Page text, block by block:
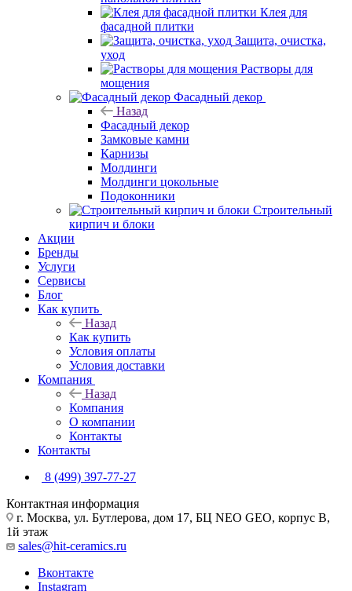
Клея для
фасадной плитки
Защита, очистка,
уход
Растворы для
мощения
Фасадный декор
Назад
Фасадный декор
Замковые камни
Карнизы
Молдинги
Молдинги цокольные
Подоконники
Строительный
кирпич и блоки
Акции
Бренды
Услуги
Сервисы
Блог
Как купить
Назад
Как купить
Условия оплаты
Условия доставки
Компания
Назад
Компания
О компании
Контакты
Контакты
8 (499) 397-77-27
Контактная информация
г. Москва, ул. Бутлерова, дом 17, БЦ NEO GEO, корпус В,
1й этаж
sales@hit-ceramics.ru
Вконтакте
Instagram